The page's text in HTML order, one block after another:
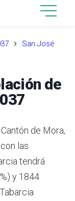
San José
de
de Mora,
las
tendrá
y 1844